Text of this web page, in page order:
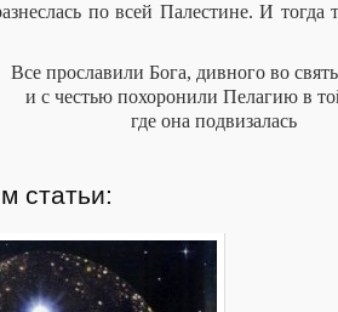
по всей Палестине. И тогда
Все прославили Бога, дивного во
и с честью похоронили Пелагию в
где она подвизалась
статьи: